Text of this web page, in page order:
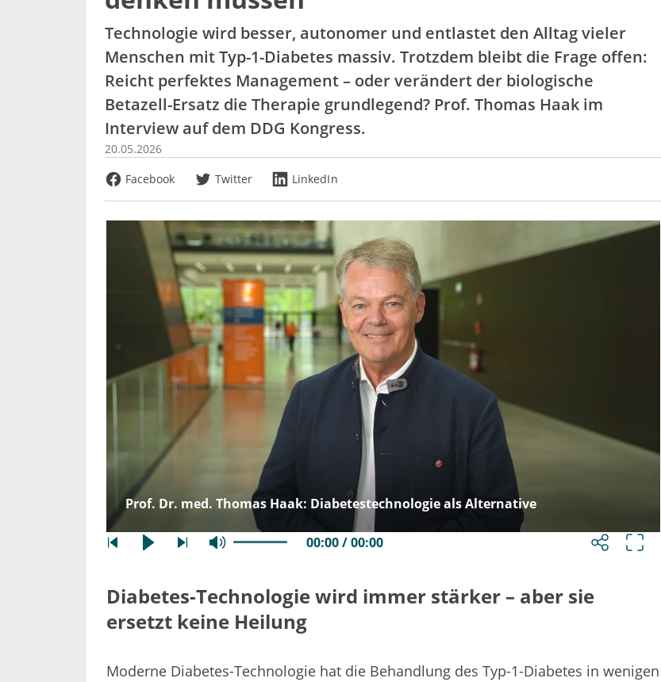
Technologie wird besser, autonomer und entlastet den Alltag vieler
Menschen mit Typ-1-Diabetes massiv. Trotzdem bleibt die Frage offen:
Reicht perfektes Management – oder verändert der biologische
Betazell-Ersatz die Therapie grundlegend? Prof. Thomas Haak im
Interview auf dem DDG Kongress.
20.05.2026
Facebook
Twitter LinkedIn
Prof. Dr. med. Thomas Haak: Diabetestechnologie als Alternative
00:00 / 00:00
Diabetes-Technologie wird immer stärker – aber sie
ersetzt keine Heilung
Moderne Diabetes-Technologie hat die Behandlung des Typ-1-Diabetes in wenigen